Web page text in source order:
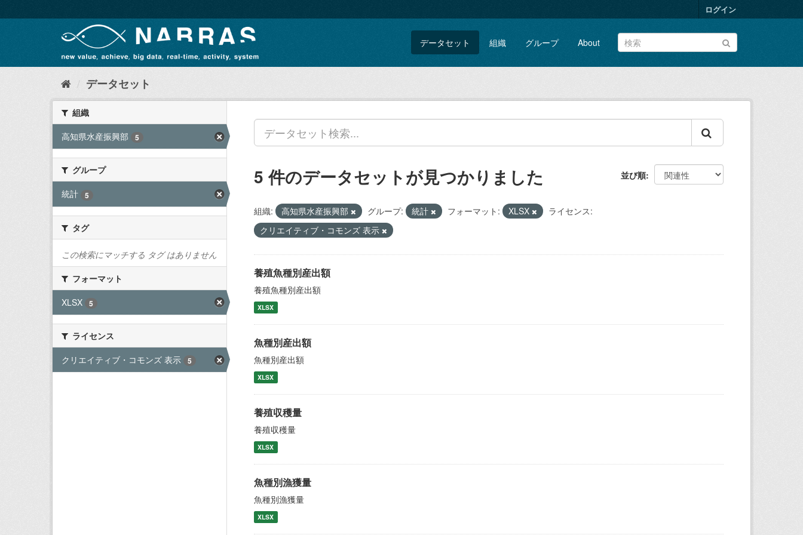
キ
て
ログイン
データセット 組織 グループ About
データセット
組織
高知県水産振興部
5
グループ
統計
5
タグ
この検索にマッチする タグ はありません
フォーマット
XLSX
5
ライセンス
クリエイティブ・コモンズ 表示
5
並び順
5 件のデータセットが見つかりました
組織: 高知県水産振興部 グループ: 統計 フォーマット: XLSX
ライセンス:
クリエイティブ・コモンズ 表示
養殖魚種別産出額
養殖魚種別産出額
XLSX
魚種別産出額
魚種別産出額
XLSX
養殖収穫量
養殖収穫量
XLSX
魚種別漁獲量
魚種別漁獲量
XLSX